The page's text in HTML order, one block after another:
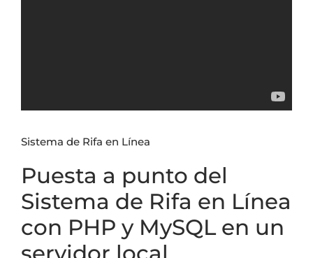
Sistema de Rifa en Línea
Puesta a punto del
Sistema de Rifa en Línea
con PHP y MySQL en un